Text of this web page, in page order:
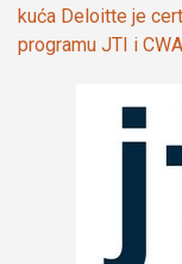
kuća Deloitte je
programu JTI i